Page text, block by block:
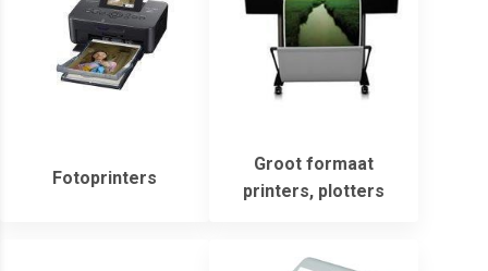
Fotoprinters
Groot formaat
printers, plotters